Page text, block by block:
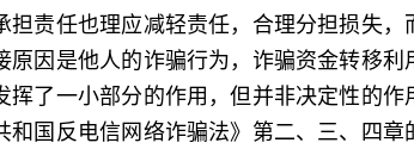
责任也理应减轻责任，合理分担损失，
原因是他人的诈骗行为，诈骗资金转移
挥了一小部分的作用，但并非决定性的
和国反电信网络诈骗法》第二、三、四